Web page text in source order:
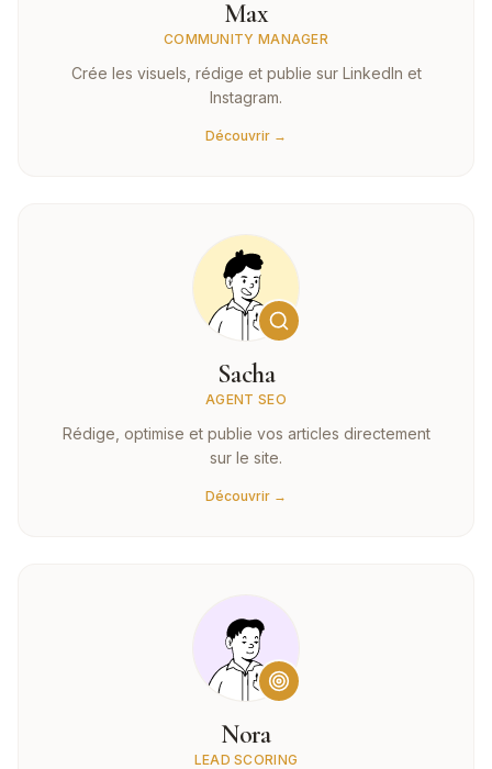
Max
COMMUNITY MANAGER
Crée les visuels, rédige et publie sur LinkedIn et
Instagram.
Découvrir →
Sacha
AGENT SEO
Rédige, optimise et publie vos articles directement
sur le site.
Découvrir →
Nora
LEAD SCORING